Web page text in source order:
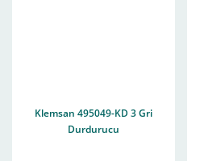
Klemsan 495049-KD 3 Gri
Durdurucu